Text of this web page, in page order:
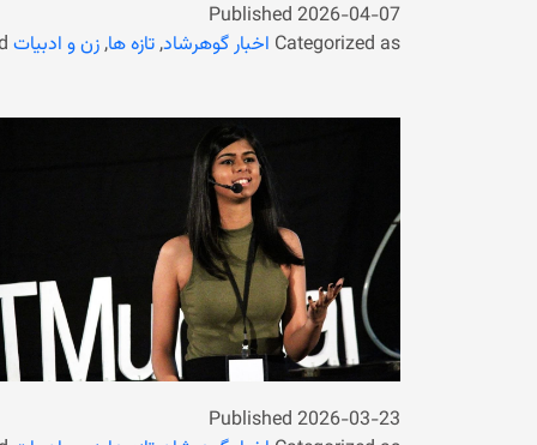
Published 2026-04-07
Categorized as اخبار گوهرشاد,تازه ها,زن و ادبیات
Published 2026-03-23